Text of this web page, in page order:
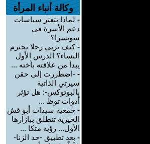
وكالة أنباء المرأة
- لماذا تتعثر سياسات
دعم الأسرة في
سويسرا؟
-كيف تربي رجلا يحترم
النساء؟ الدرس الأول
يبدأ من علاقته بأخته ...
- -اضطررت إلى حقن
سيرتي الذاتية
بالبوتوكس-: هل تؤثر
أدوات توظ ...
- جمعية سيدات أبو قش
الخيرية تنطلق ببازارها
الأول... رؤية متكا ...
- بعد تطبيق -حد الزنا-